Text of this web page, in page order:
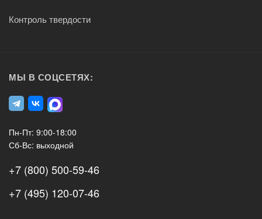
Контроль твердости
МЫ В СОЦСЕТЯХ:
Пн-Пт: 9:00-18:00
Сб-Вс: выходной
+7 (800) 500-59-46
+7 (495) 120-07-46